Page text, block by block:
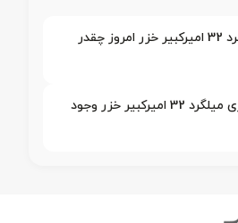
قیمت هر شاخه میلگرد 32 امیرکبیر خزر امروز چقدر
آیا امکان خرید اعتباری میلگرد 32 امیرکبیر خزر وجود